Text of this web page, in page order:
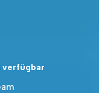
verfügbar